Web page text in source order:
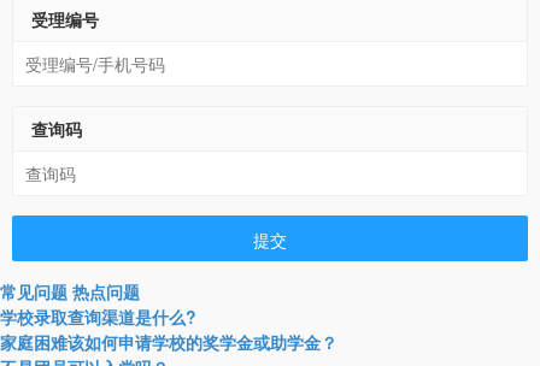
受理编号
查询码
提交
常见问题 热点问题
学校录取查询渠道是什么?
家庭困难该如何申请学校的奖学金或助学金？